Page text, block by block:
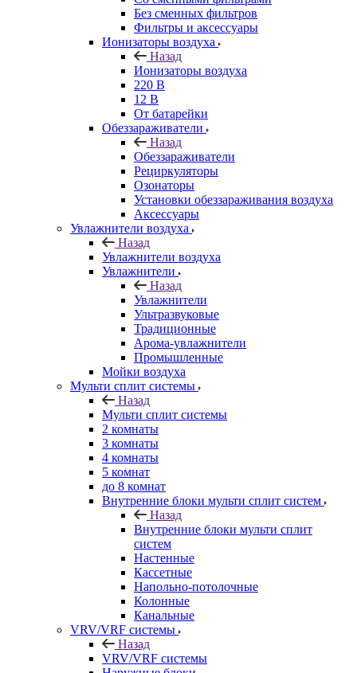
Без сменных фильтров
Фильтры и аксессуары
Ионизаторы воздуха
Назад
Ионизаторы воздуха
220 В
12 В
От батарейки
Обеззараживатели
Назад
Обеззараживатели
Рециркуляторы
Озонаторы
Установки обеззараживания воздуха
Аксессуары
Увлажнители воздуха
Назад
Увлажнители воздуха
Увлажнители
Назад
Увлажнители
Ультразвуковые
Традиционные
Арома-увлажнители
Промышленные
Мойки воздуха
Мульти сплит системы
Назад
Мульти сплит системы
2 комнаты
3 комнаты
4 комнаты
5 комнат
до 8 комнат
Внутренние блоки мульти сплит систем
Назад
Внутренние блоки мульти сплит
систем
Настенные
Кассетные
Напольно-потолочные
Колонные
Канальные
VRV/VRF системы
Назад
VRV/VRF системы